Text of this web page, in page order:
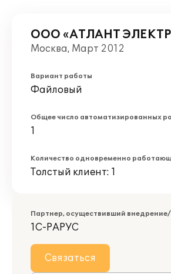
ООО «АТЛАНТ
Москва, Март 2012
Вариант работы
Файловый
Общее число автоматизированных
1
Количество одновременно
Толстый клиент: 1
Партнер, осуществивший
1С-РАРУС
Связаться